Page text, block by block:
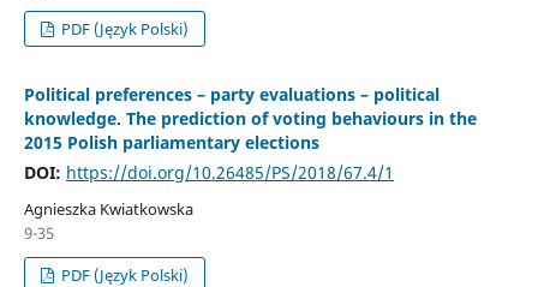
PDF (Język Polski)
Political preferences – party evaluations – political
knowledge. The prediction of voting behaviours in the
2015 Polish parliamentary elections
DOI: https://doi.org/10.26485/PS/2018/67.4/1
Agnieszka Kwiatkowska
9-35
PDF (Język Polski)